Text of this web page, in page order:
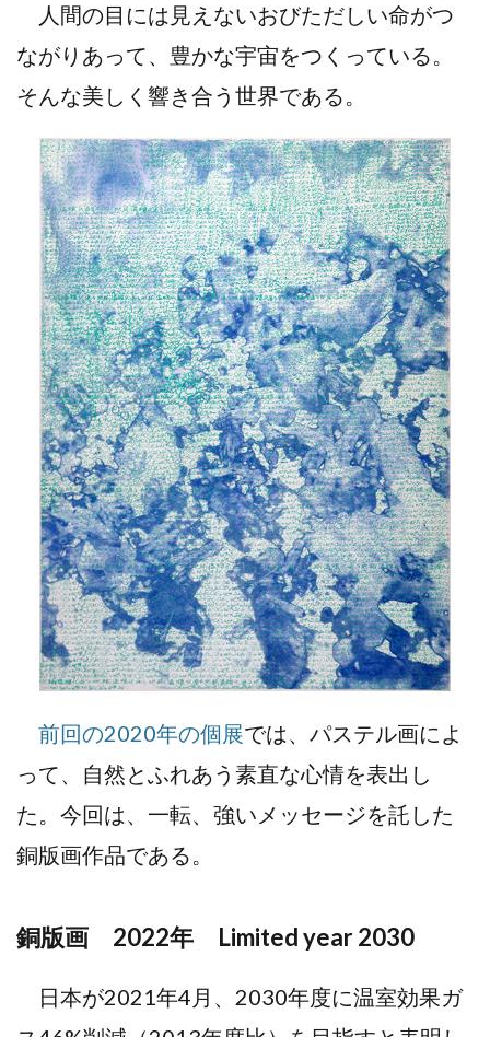
人間の目には見えないおびただしい命がつ
ながりあって、豊かな宇宙をつくっている。
そんな美しく響き合う世界である。
前回の2020年の個展では、パステル画によ
って、自然とふれあう素直な心情を表出し
た。今回は、一転、強いメッセージを託した
銅版画作品である。
銅版画 2022年 Limited year 2030
日本が2021年4月、2030年度に温室効果ガ